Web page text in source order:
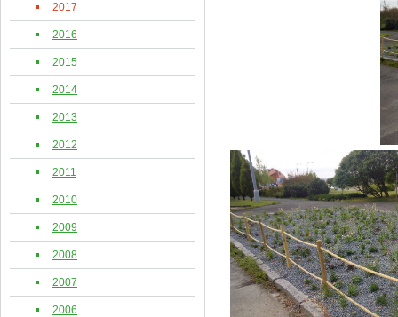
2017
2016
2015
2014
2013
2012
2011
2010
2009
2008
2007
2006